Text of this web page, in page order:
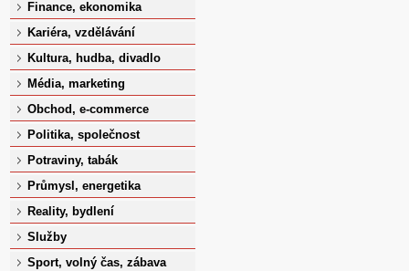
Finance, ekonomika
Kariéra, vzdělávání
Kultura, hudba, divadlo
Média, marketing
Obchod, e-commerce
Politika, společnost
Potraviny, tabák
Průmysl, energetika
Reality, bydlení
Služby
Sport, volný čas, zábava